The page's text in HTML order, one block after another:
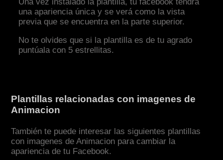
Una vez instalado la plantilla, tu facebook tendrá
una apariencia única y se verá como la vista
previa que se encuentra en la parte superior.
No te olvides que si la plantilla es de tu agrado
puntúala con 5 estrellitas.
Plantillas relacionadas con imagenes de
Animacion
También te puede interesar las siguientes plantillas
con imagenes de Animacion para cambiar la
apariencia de tu Facebook.